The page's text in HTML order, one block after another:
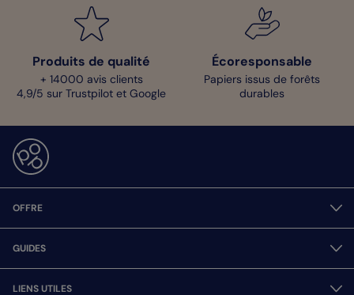
Produits de qualité
+ 14000 avis clients
4,9/5 sur Trustpilot et Google
Écoresponsable
Papiers issus de forêts
durables
OFFRE
GUIDES
LIENS UTILES